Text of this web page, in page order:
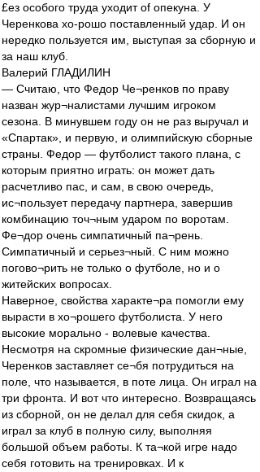
£ез особого труда уходит of опекуна. У
Черенкова хо-рошо поставленный удар. И он
нередко пользуется им, выступая за сборную и
за наш клуб.
Валерий ГЛАДИЛИН
— Считаю, что Федор Че¬ренков по праву
назван жур¬налистами лучшим игроком
сезона. В минувшем году он не раз выручал и
«Спартак», и первую, и олимпийскую сборные
страны. Федор — футболист такого плана, с
которым приятно играть: он может дать
расчетливо пас, и сам, в свою очередь,
ис¬пользует передачу партнера, завершив
комбинацию точ¬ным ударом по воротам.
Фе¬дор очень симпатичный па¬рень.
Симпатичный и серьез¬ный. С ним можно
погово¬рить не только о футболе, но и о
житейских вопросах.
Наверное, свойства характе¬ра помогли ему
вырасти в хо¬рошего футболиста. У него
высокие морально - волевые качества.
Несмотря на скромные физические дан¬ные,
Черенков заставляет се¬бя потрудиться на
поле, что называется, в поте лица. Он играл на
три фронта. И вот что интересно. Возвращаясь
из сборной, он не делал для себя скидок, а
играл за клуб в полную силу, выполняя
большой объем работы. К та¬кой игре надо
себя готовить на тренировках. И к